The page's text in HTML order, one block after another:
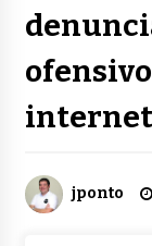
internet
jponto